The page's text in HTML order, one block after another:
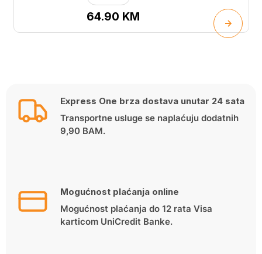
64.90 KM
Express One brza dostava unutar 24 sata
Transportne usluge se naplaćuju dodatnih
9,90 BAM.
Mogućnost plaćanja online
Mogućnost plaćanja do 12 rata Visa
karticom UniCredit Banke.